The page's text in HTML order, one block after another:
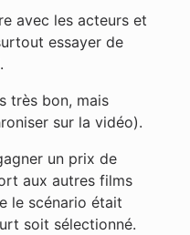
avec les acteurs et
essayer de
très bon, mais
sur la vidéo).
un prix de
aux autres films
le scénario était
soit sélectionné.